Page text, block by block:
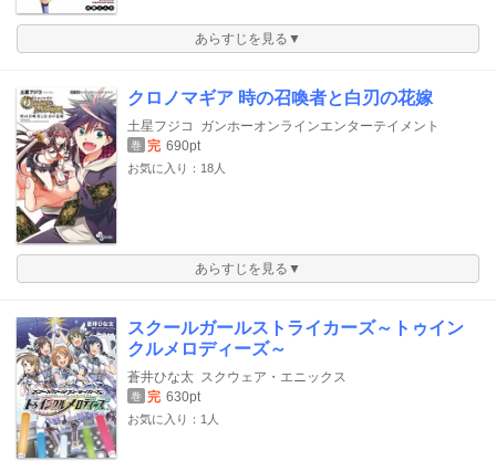
あらすじを見る▼
クロノマギア 時の召喚者と白刃の花嫁
土星フジコ ガンホーオンラインエンターテイメント
巻 完 690pt
お気に入り：18人
あらすじを見る▼
スクールガールストライカーズ～トゥイン
クルメロディーズ～
蒼井ひな太 スクウェア・エニックス
巻 完 630pt
お気に入り：1人